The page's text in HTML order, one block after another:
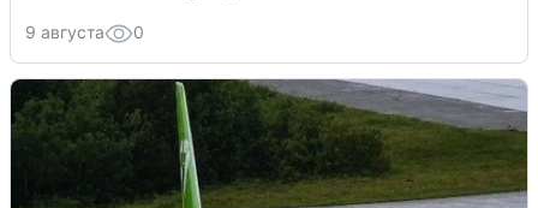
9 августа 0